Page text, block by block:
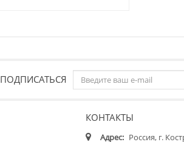
ПОДПИСАТЬСЯ
КОНТАКТЫ
Адрес: Россия, г.